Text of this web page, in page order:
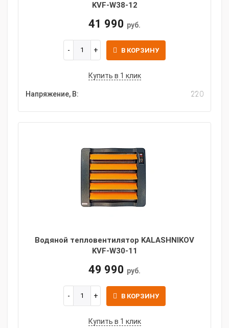
KVF-W38-12
41 990 руб.
В КОРЗИНУ
Купить в 1 клик
Напряжение, В: 220
Водяной тепловентилятор KALASHNIKOV
KVF-W30-11
49 990 руб.
В КОРЗИНУ
Купить в 1 клик